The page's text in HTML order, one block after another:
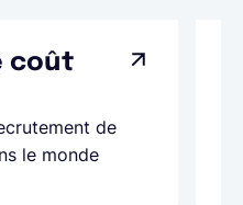
coût
de
le monde